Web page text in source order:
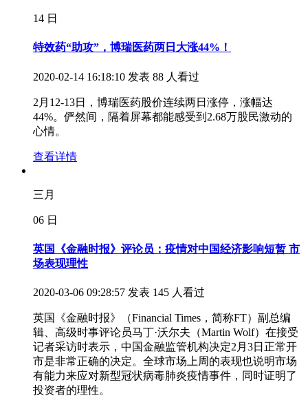
14 日
特效药“助攻”，博瑞医药两日大涨44%！
2020-02-14 16:18:10 发表 88 人看过
2月12-13日，博瑞医药股价连续两日涨停，涨幅达
44%。俨然间，隔着屏幕都能感受到2.68万股民激动的
心情。
查看详情
三月
06 日
英国《金融时报》评论员：疫情对中国经济影响短暂 市
场表现理性
2020-03-06 09:28:57 发表 145 人看过
英国《金融时报》（Financial Times，简称FT）副总编
辑、高级时事评论员马丁·沃尔夫（Martin Wolf）在接受
记者采访时表示，中国金融监管机构决定2月3日正常开
市是非常正确的决定。全球市场上周的表现也说明市场
有能力来应对新型冠状病毒肺炎疫情事件，同时证明了
投资者的理性。